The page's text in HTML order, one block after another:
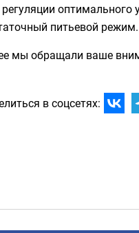
оптимального
питьевой
мы обращали ваше
в соцсетях: